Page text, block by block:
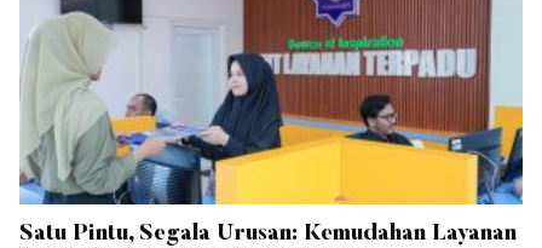
Satu Pintu, Segala Urusan: Kemudahan Layanan